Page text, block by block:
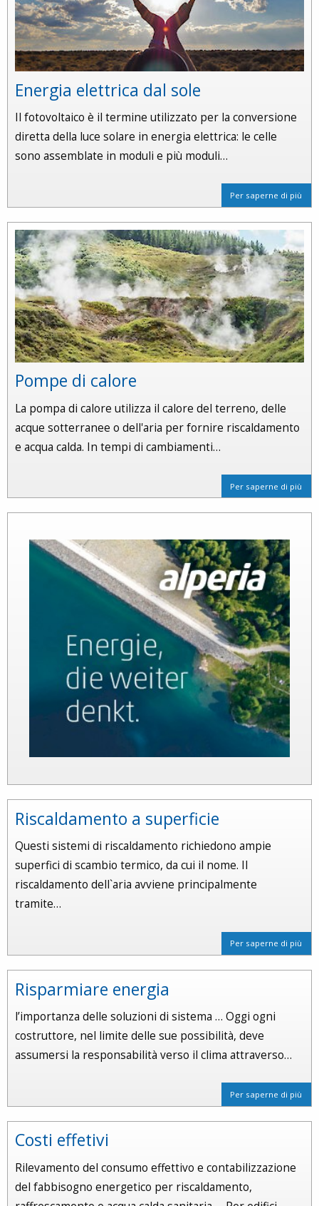
Energia elettrica dal sole
Il fotovoltaico è il termine utilizzato per la conversione
diretta della luce solare in energia elettrica: le celle
sono assemblate in moduli e più moduli…
Per saperne di più
Pompe di calore
La pompa di calore utilizza il calore del terreno, delle
acque sotterranee o dell'aria per fornire riscaldamento
e acqua calda. In tempi di cambiamenti…
Per saperne di più
Riscaldamento a superficie
Questi sistemi di riscaldamento richiedono ampie
superfici di scambio termico, da cui il nome. Il
riscaldamento dell`aria avviene principalmente
tramite…
Per saperne di più
Risparmiare energia
l’importanza delle soluzioni di sistema … Oggi ogni
costruttore, nel limite delle sue possibilità, deve
assumersi la responsabilità verso il clima attraverso…
Per saperne di più
Costi effetivi
Rilevamento del consumo effettivo e contabilizzazione
del fabbisogno energetico per riscaldamento,